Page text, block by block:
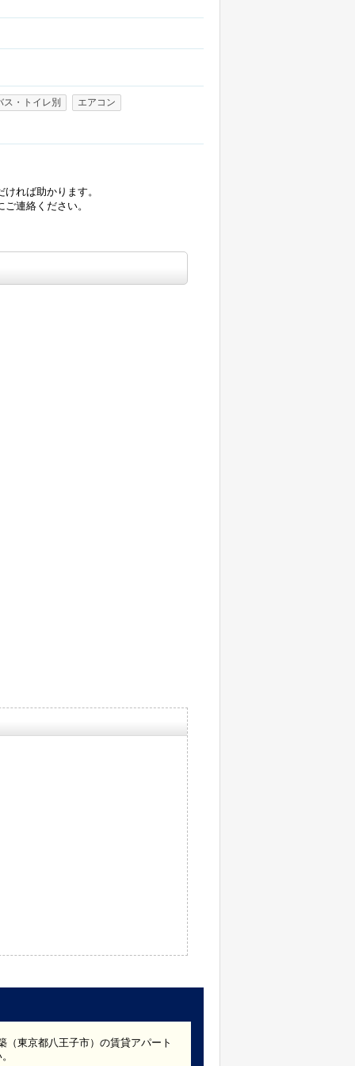
ス・トイレ別
エアコン
れば助かります。
連絡ください。
（東京都八王子市）の賃貸アパート